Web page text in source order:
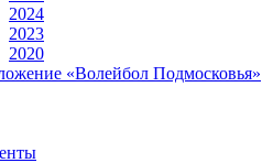
2024
2023
2020
«Волейбол Подмосковья»